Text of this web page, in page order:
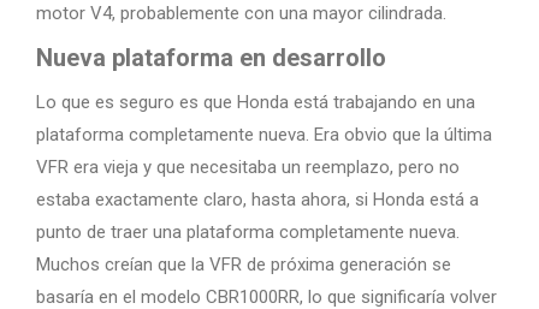
motor V4, probablemente con una mayor cilindrada.
Nueva plataforma en desarrollo
Lo que es seguro es que Honda está trabajando en una
plataforma completamente nueva. Era obvio que la última
VFR era vieja y que necesitaba un reemplazo, pero no
estaba exactamente claro, hasta ahora, si Honda está a
punto de traer una plataforma completamente nueva.
Muchos creían que la VFR de próxima generación se
basaría en el modelo CBR1000RR, lo que significaría volver